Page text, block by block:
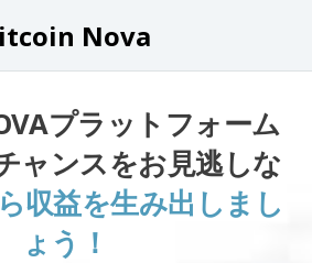
Nova
プラットフォーム
ャンスをお見逃しな
収益を生み出しまし
ょう！